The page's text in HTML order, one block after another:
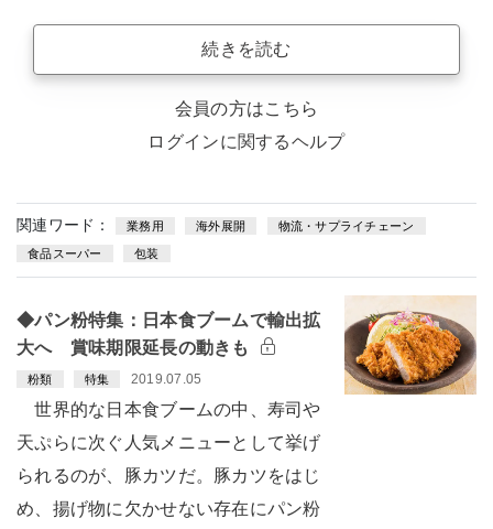
続きを読む
会員の方はこちら
ログインに関するヘルプ
関連ワード： 業務用 海外展開 物流・サプライチェーン
食品スーパー 包装
◆パン粉特集：日本食ブームで輸出拡
大へ 賞味期限延長の動きも
粉類 特集 2019.07.05
世界的な日本食ブームの中、寿司や
天ぷらに次ぐ人気メニューとして挙げ
られるのが、豚カツだ。豚カツをはじ
め、揚げ物に欠かせない存在にパン粉